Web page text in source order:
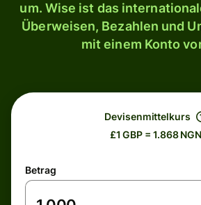
um. Wise ist das
Überweisen, Bezahlen und
mit einem Konto
Devisenmittelkurs
£1 GBP = 1.868 NGN
Betrag